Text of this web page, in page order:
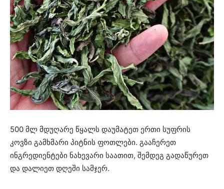
500 მლ მდუღარე წყალს დაუმატეთ ერთი სუფრის
კოვზი გამხმარი პიტნის ფოთლები. გააჩერეთ
ინგრედიენტები ნახევარი საათით, შემდეგ გადაწურეთ
და დალიეთ დღეში სამჯერ.